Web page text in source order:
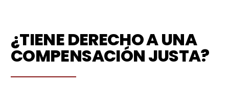
¿TIENE DERECHO A UNA
COMPENSACIÓN JUSTA?